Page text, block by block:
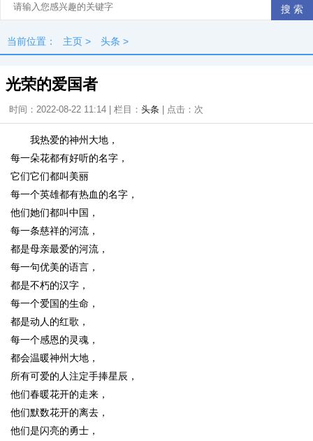
当前位置： 主页 > 头条 >
光荣的爱国者
时间：2022-08-22 11:14 | 栏目： 头条 | 点击： 次
我热爱的神州大地，
每一朵花都有好听的名字，
它们它们都叫美丽
每一个英雄都有热血的名字，
他们她们都叫中国，
每一条慈祥的河流，
都是母亲最爱的河流，
每一句优美的语言，
都是不朽的汉字，
每一个爱国的生命，
都是动人的红歌，
每一个感恩的灵魂，
都会温暖神州大地，
所有可爱的人注定手捧星辰，
他们春暖花开的走来，
他们默数花开的离去，
他们是闪亮的勇士，